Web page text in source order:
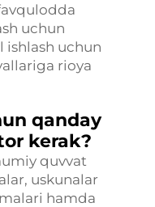
uchun
uchun
rioya
qanday
kerak?
quvvat
uskunalar
hamda